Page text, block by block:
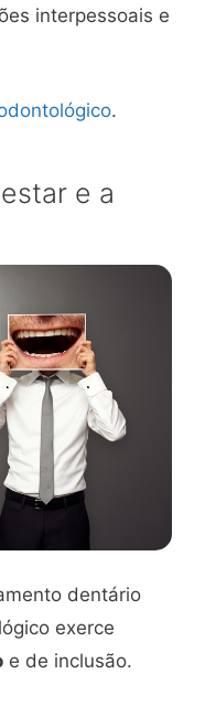
interpessoais e
.
e a
dentário
exerce
e de inclusão.